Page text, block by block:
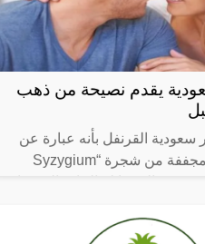
يقدم نصيحة من ذهب
القرنفل بأنه عبارة عن
براعم زهور مجففة من شجرة “Syzygium